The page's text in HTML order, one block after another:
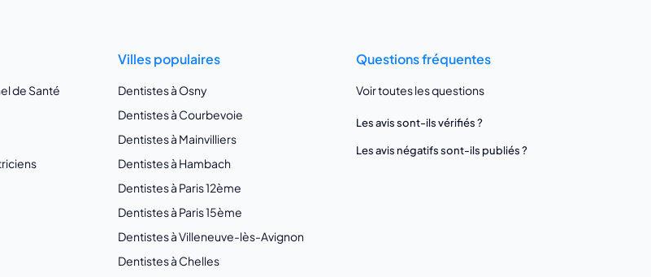
de Santé
Villes populaires
Dentistes à Osny
Dentistes à Courbevoie
Dentistes à Mainvilliers
Dentistes à Hambach
Dentistes à Paris 12ème
Dentistes à Paris 15ème
Dentistes à Villeneuve-lès-Avignon
Dentistes à Chelles
Questions fréquentes
Voir toutes les questions
Les avis sont-ils vérifiés ?
Les avis négatifs sont-ils publiés ?